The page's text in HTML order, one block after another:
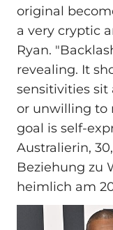
original
a very cryptic
Ryan.
revealing. It
sensitivities sit
or unwilling to
goal is self-
Australierin,
Beziehung zu
heimlich am